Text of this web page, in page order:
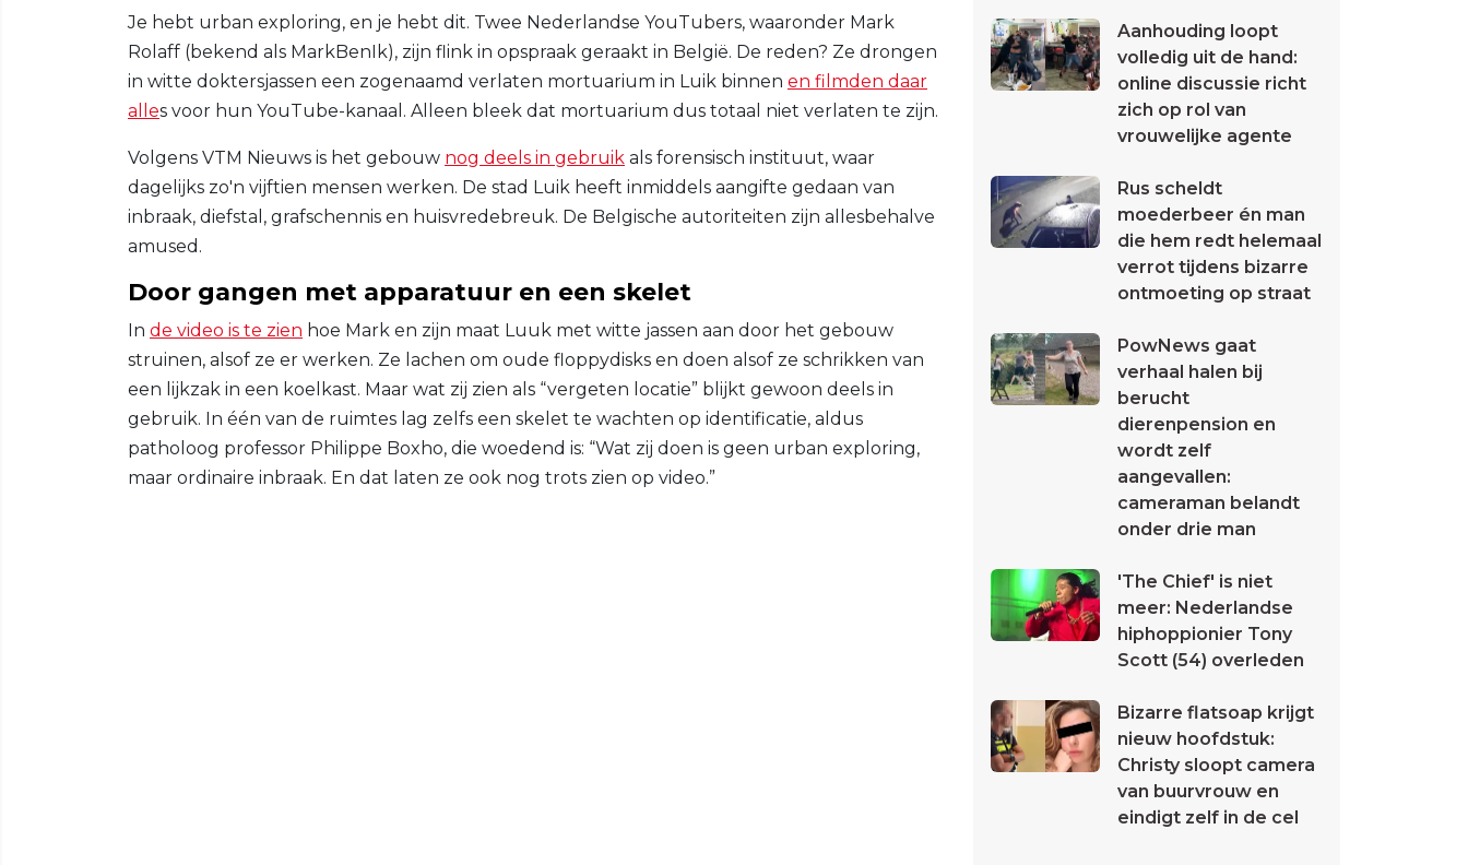
Je hebt urban exploring, en je hebt dit. Twee Nederlandse YouTubers, waaronder Mark
Rolaff (bekend als MarkBenIk), zijn flink in opspraak geraakt in België. De reden? Ze drongen
in witte doktersjassen een zogenaamd verlaten mortuarium in Luik binnen en filmden daar
alles voor hun YouTube-kanaal. Alleen bleek dat mortuarium dus totaal niet verlaten te zijn.
Volgens VTM Nieuws is het gebouw nog deels in gebruik als forensisch instituut, waar
dagelijks zo'n vijftien mensen werken. De stad Luik heeft inmiddels aangifte gedaan van
inbraak, diefstal, grafschennis en huisvredebreuk. De Belgische autoriteiten zijn allesbehalve
amused.
Door gangen met apparatuur en een skelet
In de video is te zien hoe Mark en zijn maat Luuk met witte jassen aan door het gebouw
struinen, alsof ze er werken. Ze lachen om oude floppydisks en doen alsof ze schrikken van
een lijkzak in een koelkast. Maar wat zij zien als “vergeten locatie” blijkt gewoon deels in
gebruik. In één van de ruimtes lag zelfs een skelet te wachten op identificatie, aldus
patholoog professor Philippe Boxho, die woedend is: “Wat zij doen is geen urban exploring,
maar ordinaire inbraak. En dat laten ze ook nog trots zien op video.”
Aanhouding loopt
volledig uit de hand:
online discussie richt
zich op rol van
vrouwelijke agente
Rus scheldt
moederbeer én man
die hem redt helemaal
verrot tijdens bizarre
ontmoeting op straat
PowNews gaat
verhaal halen bij
berucht
dierenpension en
wordt zelf
aangevallen:
cameraman belandt
onder drie man
'The Chief' is niet
meer: Nederlandse
hiphoppionier Tony
Scott (54) overleden
Bizarre flatsoap krijgt
nieuw hoofdstuk:
Christy sloopt camera
van buurvrouw en
eindigt zelf in de cel